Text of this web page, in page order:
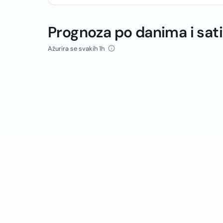
Prognoza po danima i
Ažurira se svakih 1h